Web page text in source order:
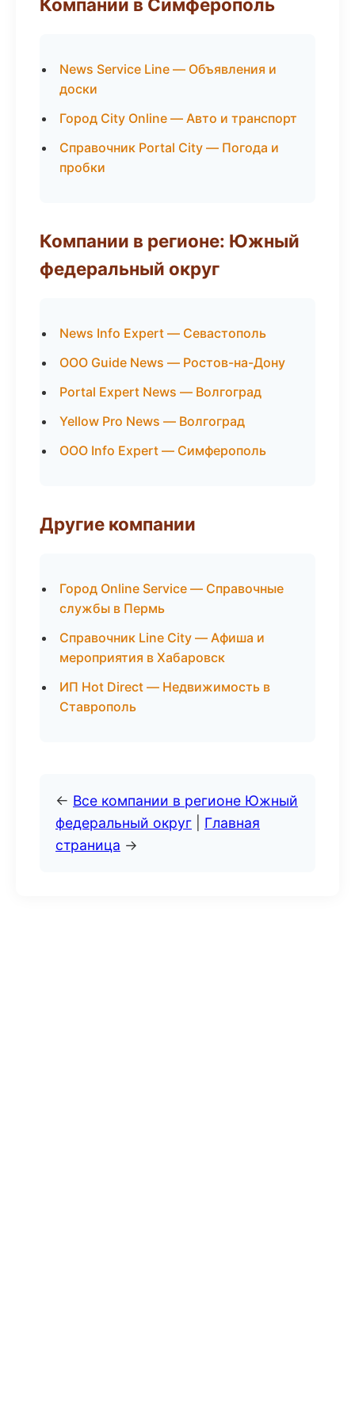
Компании в Симферополь
News Service Line — Объявления и
доски
Город City Online — Авто и транспорт
Справочник Portal City — Погода и
пробки
Компании в регионе: Южный
федеральный округ
News Info Expert — Севастополь
ООО Guide News — Ростов-на-Дону
Portal Expert News — Волгоград
Yellow Pro News — Волгоград
ООО Info Expert — Симферополь
Другие компании
Город Online Service — Справочные
службы в Пермь
Справочник Line City — Афиша и
мероприятия в Хабаровск
ИП Hot Direct — Недвижимость в
Ставрополь
← Все компании в регионе Южный
федеральный округ
Главная
страница →